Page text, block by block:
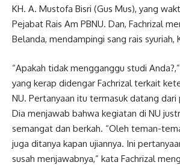
KH. A. Mustofa Bisri (Gus Mus), yang
Pejabat Rais Am PBNU. Dan, Fachrizal
Belanda, mendampingi sang rais syuriah,
“Apakah tidak mengganggu studi
yang kerap didengar Fachrizal terkait
NU. Pertanyaan itu termasuk datang dari
Dia menjawab bahwa kegiatan di NU
semangat dan berkah. “Oleh teman-
juga ditanya kapan ujiannya. Ini
susah menjawabnya,” kata Fachrizal